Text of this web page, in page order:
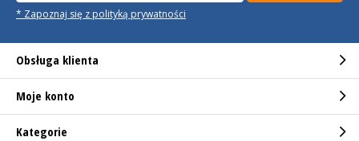
* Zapoznaj się z polityką prywatności
Obsługa klienta
Moje konto
Kategorie